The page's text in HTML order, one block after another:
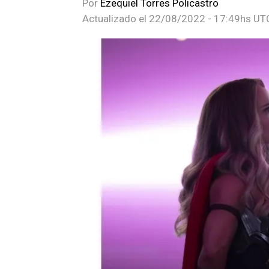
Por Ezequiel Torres Policastro
Actualizado el 22/08/2022 - 17:49hs